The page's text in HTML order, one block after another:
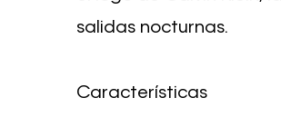
salidas nocturnas.
Características